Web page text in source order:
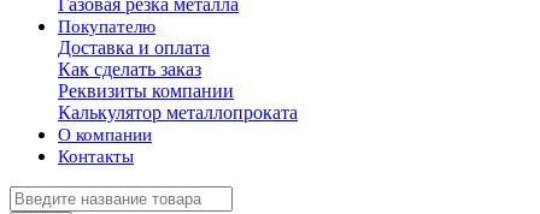
Газовая резка металла
Покупателю
Доставка и оплата
Как сделать заказ
Реквизиты компании
Калькулятор металлопроката
О компании
Контакты